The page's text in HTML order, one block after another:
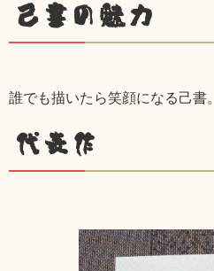
己書の魅力
誰でも描いたら笑顔になる己書。
代表作